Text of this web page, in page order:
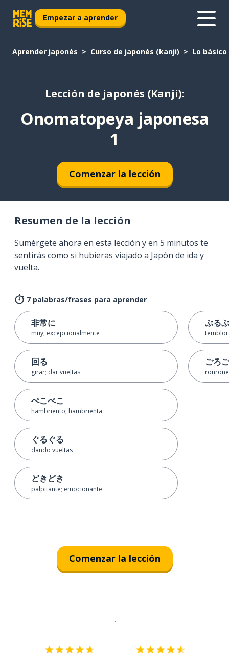
Empezar a aprender
Aprender japonés Curso de japonés (kanji) Lo básico
Lección de japonés (Kanji):
Onomatopeya japonesa
1
Comenzar la lección
Resumen de la lección
Sumérgete ahora en esta lección y en 5 minutos te
sentirás como si hubieras viajado a Japón de ida y
vuelta.
7 palabras/frases para aprender
非常に
muy; excepcionalmente
回る
girar; dar vueltas
ぺこぺこ
hambriento; hambrienta
ぐるぐる
dando vueltas
どきどき
palpitante; emocionante
ぶる
ごろ
Comenzar la lección